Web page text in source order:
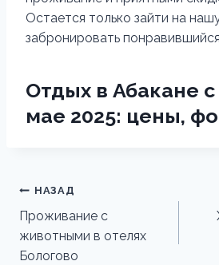
Остается только зайти на
забронировать
Отдых в Абакане
мае 2025: цены,
Навигация
по
записям
НАЗАД
Проживание с
животными в отелях
Бологово